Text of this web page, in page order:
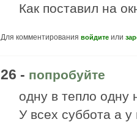
Как поставил на
Для комментирования войдите или
26 - попробуйте
одну в тепло одну
У всех суббота а у